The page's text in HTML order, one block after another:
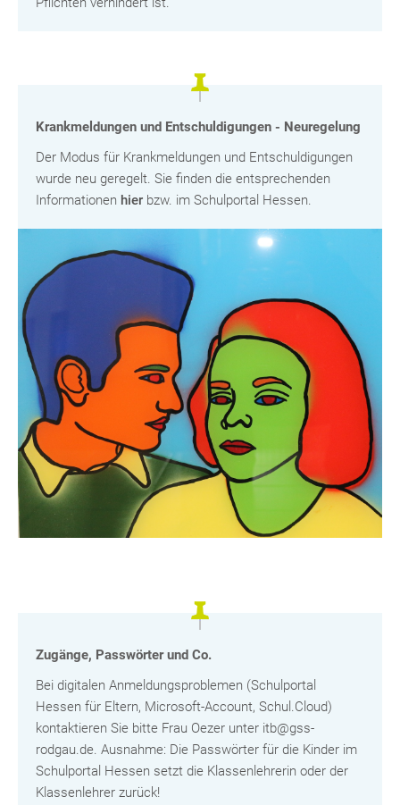
Krankmeldungen und Entschuldigungen - Neuregelung
Der Modus für Krankmeldungen und Entschuldigungen
wurde neu geregelt. Sie finden die entsprechenden
Informationen hier bzw. im Schulportal Hessen.
Zugänge, Passwörter und Co.
Bei digitalen Anmeldungsproblemen (Schulportal
Hessen für Eltern, Microsoft-Account, Schul.Cloud)
kontaktieren Sie bitte Frau Oezer unter itb@gss-
rodgau.de. Ausnahme: Die Passwörter für die Kinder im
Schulportal Hessen setzt die Klassenlehrerin oder der
Klassenlehrer zurück!